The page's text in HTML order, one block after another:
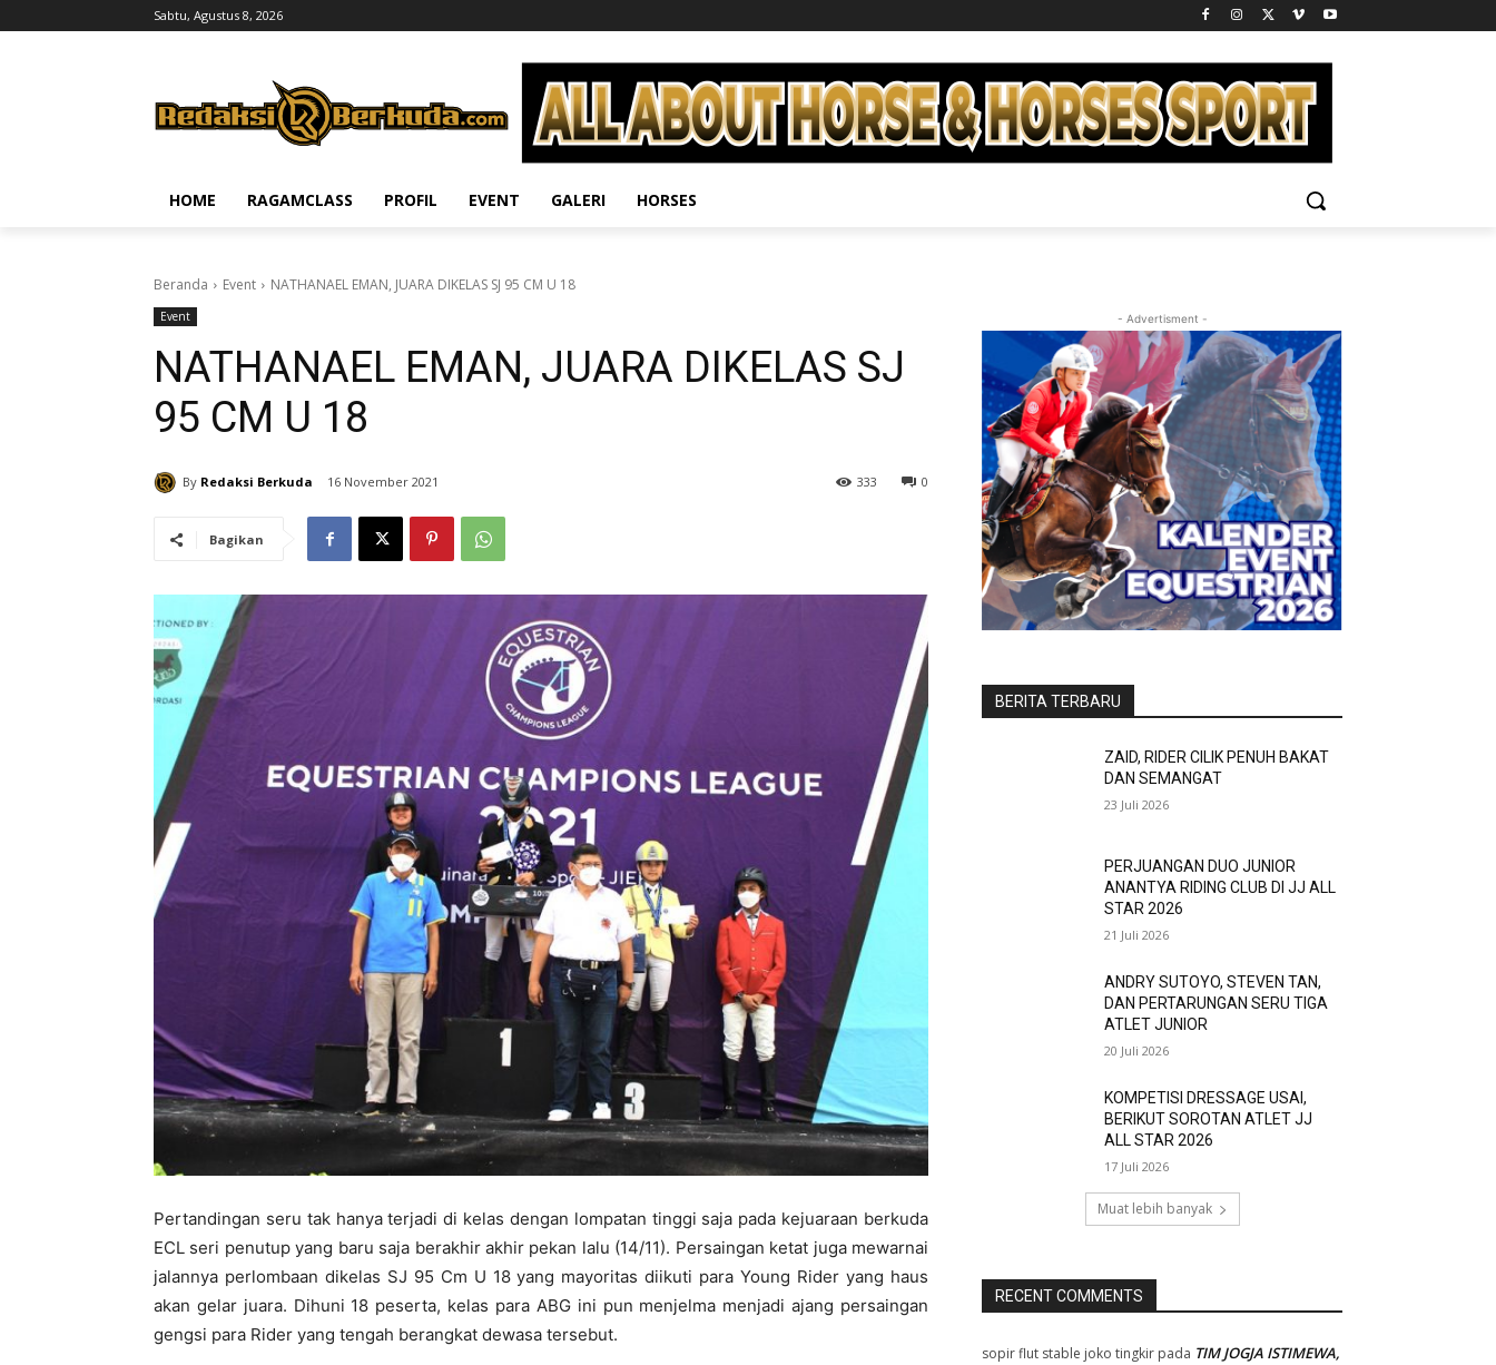
Sabtu, Agustus 8, 2026
HOME RAGAMCLASS PROFIL EVENT GALERI HORSES
Beranda Event NATHANAEL EMAN, JUARA DIKELAS SJ 95 CM U 18
Event
NATHANAEL EMAN, JUARA DIKELAS SJ
95 CM U 18
By Redaksi Berkuda 16 November 2021 0
333
Bagikan
Pertandingan seru tak hanya terjadi di kelas dengan lompatan tinggi saja pada kejuaraan berkuda
ECL seri penutup yang baru saja berakhir akhir pekan lalu (14/11). Persaingan ketat juga mewarnai
jalannya perlombaan dikelas SJ 95 Cm U 18 yang mayoritas diikuti para Young Rider yang haus
akan gelar juara. Dihuni 18 peserta, kelas para ABG ini pun menjelma menjadi ajang persaingan
gengsi para Rider yang tengah berangkat dewasa tersebut.
- Advertisment -
BERITA TERBARU
ZAID, RIDER CILIK PENUH BAKAT
DAN SEMANGAT
23 Juli 2026
PERJUANGAN DUO JUNIOR
ANANTYA RIDING CLUB DI JJ ALL
STAR 2026
21 Juli 2026
ANDRY SUTOYO, STEVEN TAN,
DAN PERTARUNGAN SERU TIGA
ATLET JUNIOR
20 Juli 2026
KOMPETISI DRESSAGE USAI,
BERIKUT SOROTAN ATLET JJ
ALL STAR 2026
17 Juli 2026
Muat lebih banyak
RECENT COMMENTS
sopir flut stable joko tingkir pada TIM JOGJA ISTIMEWA,